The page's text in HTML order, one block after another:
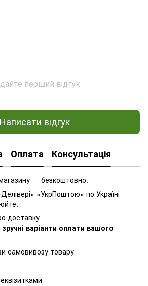
перший відгук
Написати відгук
Оплата Консультація
— безкоштовно.
«УкрПоштою» по Україні —
доставку
варіанти оплати вашого
самовивозу товару